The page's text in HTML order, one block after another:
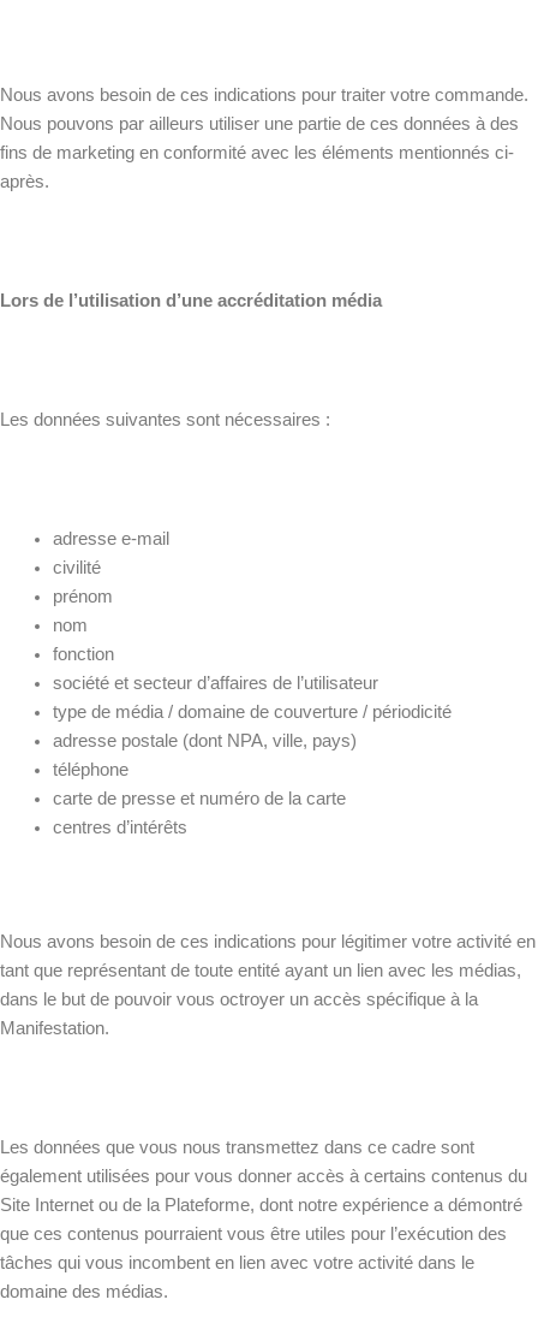
Nous avons besoin de ces indications pour traiter votre commande.
Nous pouvons par ailleurs utiliser une partie de ces données à des
fins de marketing en conformité avec les éléments mentionnés ci-
après.
Lors de l’utilisation d’une accréditation média
Les données suivantes sont nécessaires :
adresse e-mail
civilité
prénom
nom
fonction
société et secteur d’affaires de l’utilisateur
type de média / domaine de couverture / périodicité
adresse postale (dont NPA, ville, pays)
téléphone
carte de presse et numéro de la carte
centres d’intérêts
Nous avons besoin de ces indications pour légitimer votre activité en
tant que représentant de toute entité ayant un lien avec les médias,
dans le but de pouvoir vous octroyer un accès spécifique à la
Manifestation.
Les données que vous nous transmettez dans ce cadre sont
également utilisées pour vous donner accès à certains contenus du
Site Internet ou de la Plateforme, dont notre expérience a démontré
que ces contenus pourraient vous être utiles pour l’exécution des
tâches qui vous incombent en lien avec votre activité dans le
domaine des médias.